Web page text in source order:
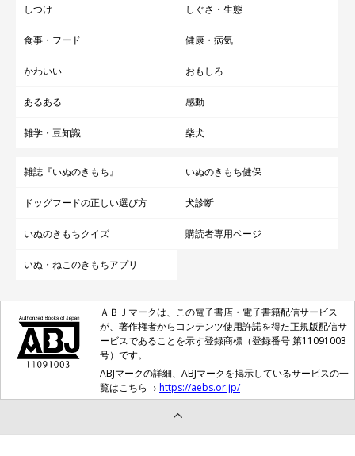
しつけ しぐさ・生態
食事・フード 健康・病気
かわいい おもしろ
あるある 感動
雑学・豆知識 柴犬
雑誌『いぬのきもち』 いぬのきもち健保
ドッグフードの正しい選び方 犬診断
いぬのきもちクイズ 購読者専用ページ
いぬ・ねこのきもちアプリ
ＡＢＪマークは、この電子書店・電子書籍配信サービス
が、著作権者からコンテンツ使用許諾を得た正規版配信サ
ービスであることを示す登録商標（登録番号 第11091003
号）です。
ABJマークの詳細、ABJマークを掲示しているサービスの一
覧はこちら→ https://aebs.or.jp/